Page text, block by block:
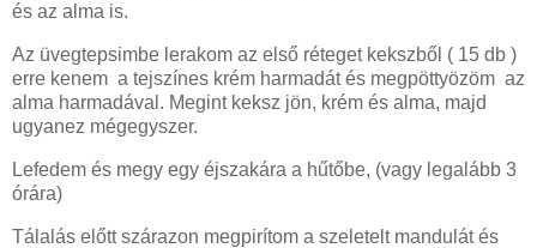
és az alma is.
Az üvegtepsimbe lerakom az első réteget kekszből ( 15 db )
erre kenem a tejszínes krém harmadát és megpöttyözöm az
alma harmadával. Megint keksz jön, krém és alma, majd
ugyanez mégegyszer.
Lefedem és megy egy éjszakára a hűtőbe, (vagy legalább 3
órára)
Tálalás előtt szárazon megpirítom a szeletelt mandulát és